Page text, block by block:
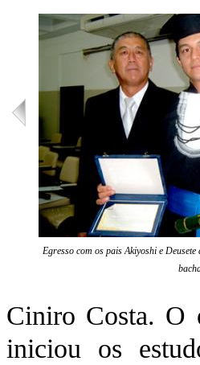
Egresso com os pais Akiyoshi e
Ciniro Costa. O
iniciou os